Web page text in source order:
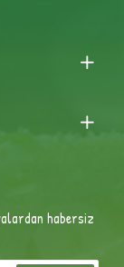
habersiz